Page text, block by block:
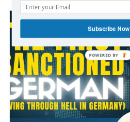
Subscribe Now
POWERED BY